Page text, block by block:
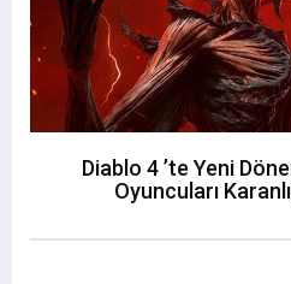
Diablo 4 ’te Yeni
Oyuncuları